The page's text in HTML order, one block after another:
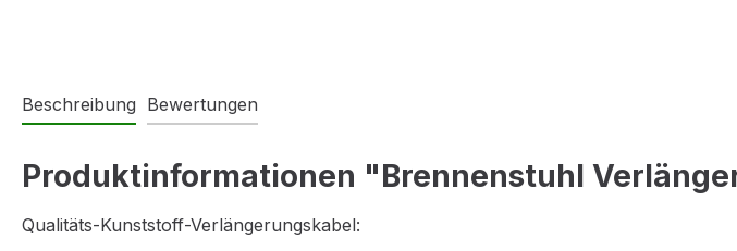
Beschreibung Bewertungen
Produktinformationen "Brennenstuhl
Qualitäts-Kunststoff-Verlängerungskabel: